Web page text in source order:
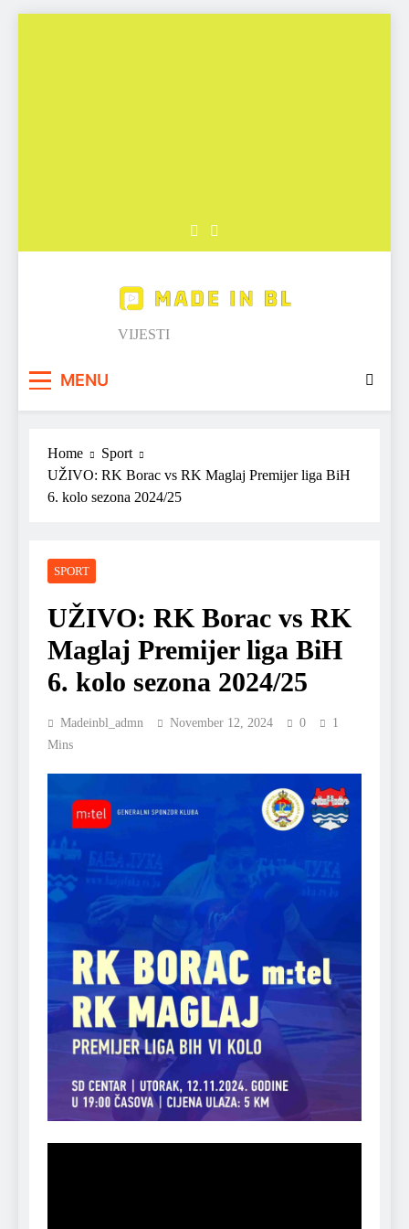
Made in BL
VIJESTI
MENU
Home
Sport
UŽIVO: RK Borac vs RK Maglaj Premijer liga BiH
6. kolo sezona 2024/25
SPORT
UŽIVO: RK Borac vs RK
Maglaj Premijer liga BiH
6. kolo sezona 2024/25
Madeinbl_admn November 12, 2024 0
1
Mins